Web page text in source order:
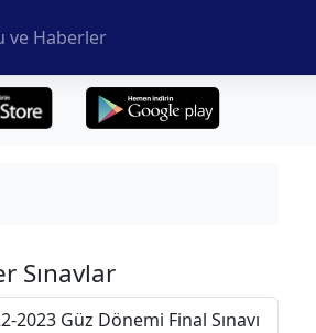
ve Haberler
Sınavlar
2023 Güz Dönemi Final Sınavı